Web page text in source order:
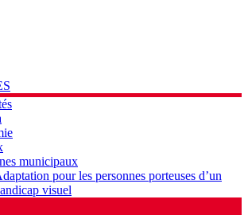
municipaux
pour les personnes porteuses d’un
visuel